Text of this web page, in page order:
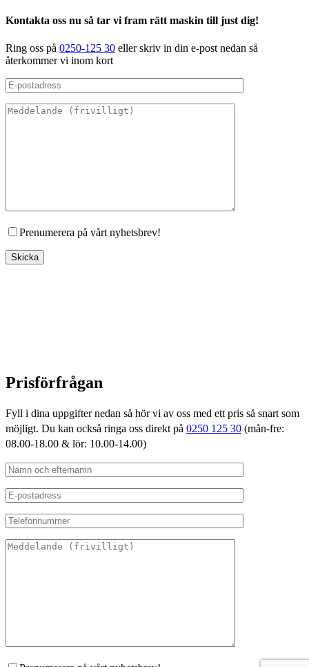
Kontakta oss nu så tar vi fram rätt maskin till just dig!
Ring oss på 0250-125 30 eller skriv in din e-post nedan så
återkommer vi inom kort
Prenumerera på vårt nyhetsbrev!
Prisförfrågan
Fyll i dina uppgifter nedan så hör vi av oss med ett pris så snart som
möjligt. Du kan också ringa oss direkt på 0250 125 30 (mån-fre:
08.00-18.00 & lör: 10.00-14.00)